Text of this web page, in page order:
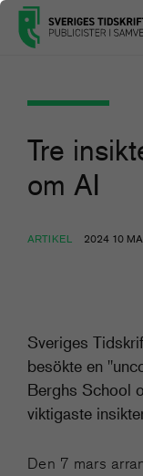
Tre
om AI
ARTIKEL 2024 10
Sveriges
besökte en
Berghs School
viktigaste
Den 7 mars